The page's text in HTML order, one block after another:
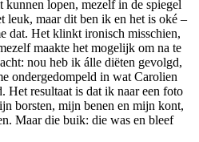
kunnen lopen, mezelf in de spiegel
leuk, maar dit ben ik en het is oké –
dat. Het klinkt ironisch misschien,
maakte het mogelijk om na te
nou heb ik álle diëten gevolgd,
onder­gedompeld in wat Carolien
Het resultaat is dat ik naar een foto
borsten, mijn benen en mijn kont,
Maar die buik: die was en bleef